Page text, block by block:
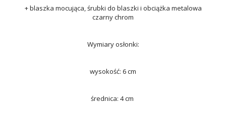
+ blaszka mocująca, śrubki do blaszki i obciążka metalowa
czarny chrom
Wymiary osłonki:
wysokość: 6 cm
średnica: 4 cm